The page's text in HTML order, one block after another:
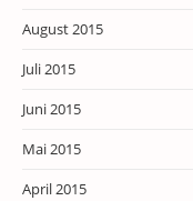
August 2015
Juli 2015
Juni 2015
Mai 2015
April 2015